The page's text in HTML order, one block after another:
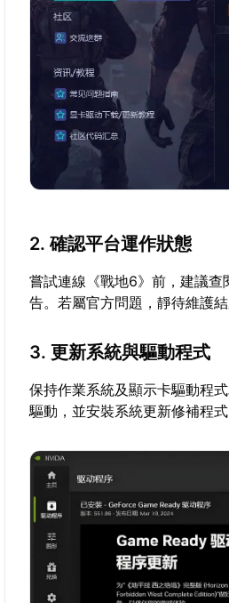
2. 確認平台運作狀態
嘗試連線《戰地6》前，建議
告。若屬官方問題，靜待維護
3. 更新系統與驅動程式
保持作業系統及顯示卡驅動程
驅動，並安裝系統更新修補程